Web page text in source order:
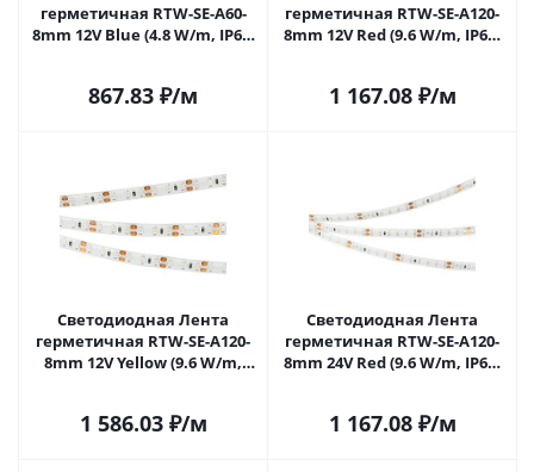
герметичная RTW-SE-A60-
8mm 12V Blue (4.8 W/m, IP65,
867.83 ₽/м
герметичная RTW-SE-A120-
8mm 12V Red (9.6 W/m, IP65,
1 167.08₽/м
Светодиодная Лента
герметичная RTW-SE-A120-
8mm 12V Yellow (9.6 W/m,
Саратове
1 586.03₽/м
Светодиодная Лента
герметичная RTW-SE-A120-
8mm 24V Red (9.6 W/m, IP65,
1 167.08₽/м